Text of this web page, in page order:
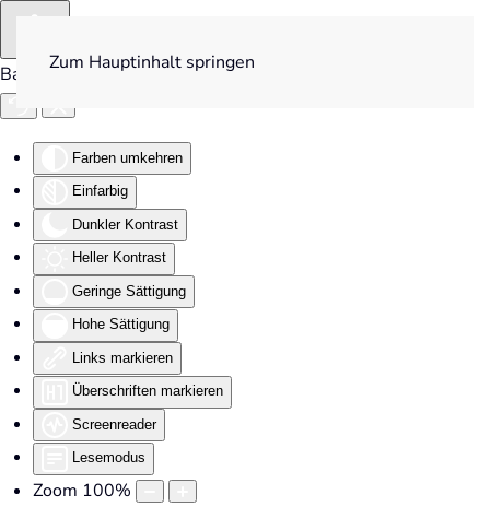
Barrierefreiheit
Farben umkehren
Einfarbig
Dunkler Kontrast
Heller Kontrast
Geringe Sättigung
Hohe Sättigung
Links markieren
Überschriften markieren
Screenreader
Lesemodus
Zoom 100%
Zum Hauptinhalt springen